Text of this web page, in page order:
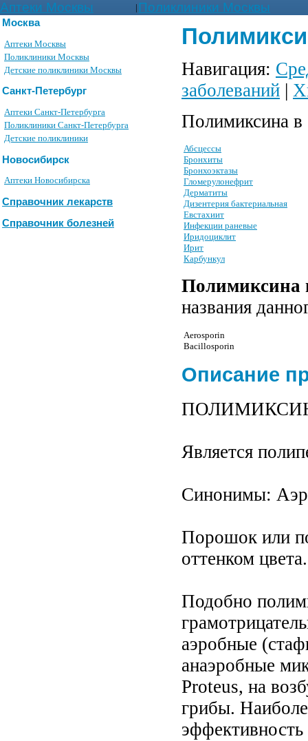
Аптеки Москвы | Поликлиники Москвы
Москва
Аптеки Москвы
Поликлиники Москвы
Детские поликлиники Москвы
Санкт-Петербург
Аптеки Санкт-Петербурга
Поликлиники Санкт-Петербурга
Детские поликлиники
Новосибирск
Аптеки Новосибирска
Справочник лекарств
Справочник болезней
Навигация:
заболеваний |
Полимиксина в
Абсцессы
Бронхиты
Бронхоэктазы
Гломерулонефрит
Дерматиты
Дизентерия бактериальная
Евстахиит
Инфекции раневые
Иридоциклит
Ирит
Карбункул
Полимиксина
названия
Aerosporin
Bacillosporin
Описание
Является
Синонимы:
Порошок или
оттенком
Подобно
аэробные
анаэробные
Proteus, на
грибы.